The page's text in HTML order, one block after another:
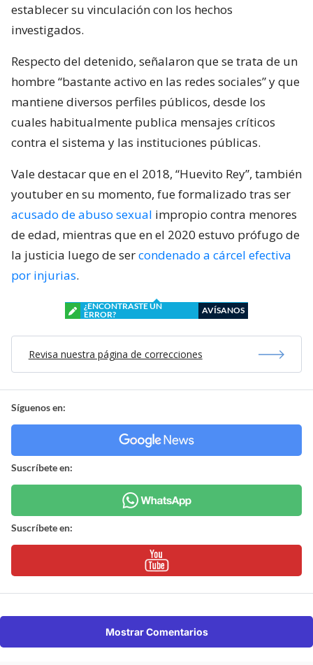
establecer su vinculación con los hechos
investigados.
Respecto del detenido, señalaron que se trata de un
hombre “bastante activo en las redes sociales” y que
mantiene diversos perfiles públicos, desde los
cuales habitualmente publica mensajes críticos
contra el sistema y las instituciones públicas.
Vale destacar que en el 2018, “Huevito Rey”, también
youtuber en su momento, fue formalizado tras ser
acusado de abuso sexual impropio contra menores
de edad, mientras que en el 2020 estuvo prófugo de
la justicia luego de sercondenado a cárcel efectiva
por injurias.
¿ENCONTRASTE UN
ERROR?
AVÍSANOS
Revisa nuestra página de correcciones
Síguenos en:
Suscríbete en:
Suscríbete en:
Mostrar Comentarios